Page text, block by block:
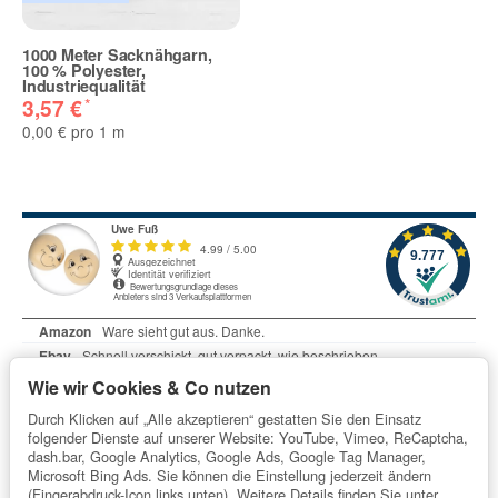
Bitte beachten Sie unsere Datenschutzerklärung
Benachrichtigung anfordern
1000 Meter Sacknähgarn,
100 % Polyester,
Industriequalität
3,57 €*
0,00 € pro 1 m
Informationen
Wie wir Cookies & Co nutzen
Durch Klicken auf „Alle akzeptieren“ gestatten Sie den Einsatz
folgender Dienste auf unserer Website: YouTube, Vimeo, ReCaptcha,
dash.bar, Google Analytics, Google Ads, Google Tag Manager,
Microsoft Bing Ads. Sie können die Einstellung jederzeit ändern